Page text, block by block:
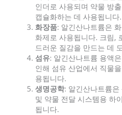
인더로 사용되며 약물 방
캡슐화하는 데 사용됩니다.
화장품: 알긴산나트륨은
화제로 사용됩니다. 크림,
드러운 질감을 만드는 데
섬유: 알긴산나트륨 용액
인해 섬유 산업에서 직물
용됩니다.
생명공학: 알긴산나트륨
및 약물 전달 시스템용 하
됩니다.